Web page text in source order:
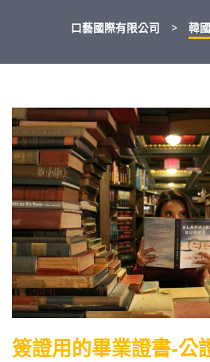
口藝國際有限公司 > 韓
簽證用的畢業證書-公